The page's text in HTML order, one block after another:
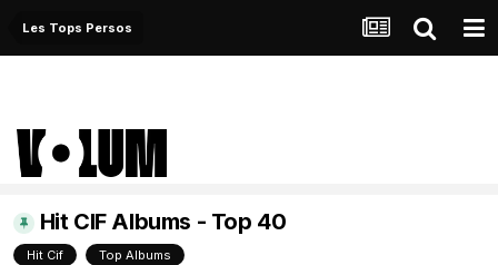
Les Tops Persos
Hit CIF Albums - Top 40
Hit Cif Top Albums